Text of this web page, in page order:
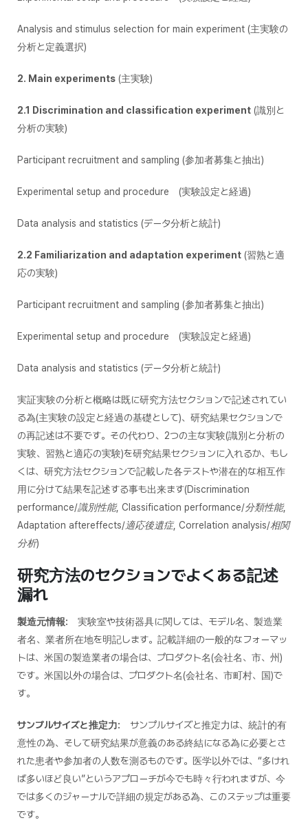
Analysis and stimulus selection for main experiment (主実験の
分析と定義選択)
2. Main experiments (主実験)
2.1 Discrimination and classification experiment (識別と
分析の実験)
Participant recruitment and sampling (参加者募集と抽出)
Experimental setup and procedure (実験設定と経過)
Data analysis and statistics (データ分析と統計)
2.2 Familiarization and adaptation experiment (習熟と適
応の実験)
Participant recruitment and sampling (参加者募集と抽出)
Experimental setup and procedure (実験設定と経過)
Data analysis and statistics (データ分析と統計)
実証実験の分析と概略は既に研究方法セクションで記述されてい
る為(主実験の設定と経過の基礎として)、研究結果セクションで
の再記述は不要です。その代わり、2つの主な実験(識別と分析の
実験、習熟と適応の実験)を研究結果セクションに入れるか、もし
くは、研究方法セクションで記載した各テストや潜在的な相互作
用に分けて結果を記述する事も出来ます(Discrimination
performance/識別性能, Classification performance/分類性能,
Adaptation aftereffects/適応後遺症, Correlation analysis/相関
分析)
研究方法のセクションでよくある記述
漏れ
製造元情報: 実験室や技術器具に関しては、モデル名、製造業
者名、業者所在地を明記します。記載詳細の一般的なフォーマッ
トは、米国の製造業者の場合は、プロダクト名(会社名、市、州)
です。米国以外の場合は、プロダクト名(会社名、市町村、国)で
す。
サンプルサイズと推定力: サンプルサイズと推定力は、統計的有
意性の為、そして研究結果が意義のある終結になる為に必要とさ
れた患者や参加者の人数を測るものです。医学以外では、“多けれ
ば多いほど良い”というアプローチが今でも時々行われますが、今
では多くのジャーナルで詳細の規定がある為、このステップは重要
です。